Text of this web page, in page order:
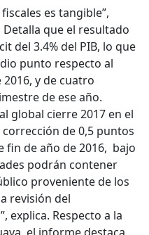
es tangible”,
que el resultado
del 3.4% del PIB, lo que
punto respecto al
y de cuatro
de ese año.
global cierre 2017 en el
corrección de 0,5 puntos
fin de año de 2016, bajo
podrán contener
proveniente de los
revisión del
explica. Respecto a la